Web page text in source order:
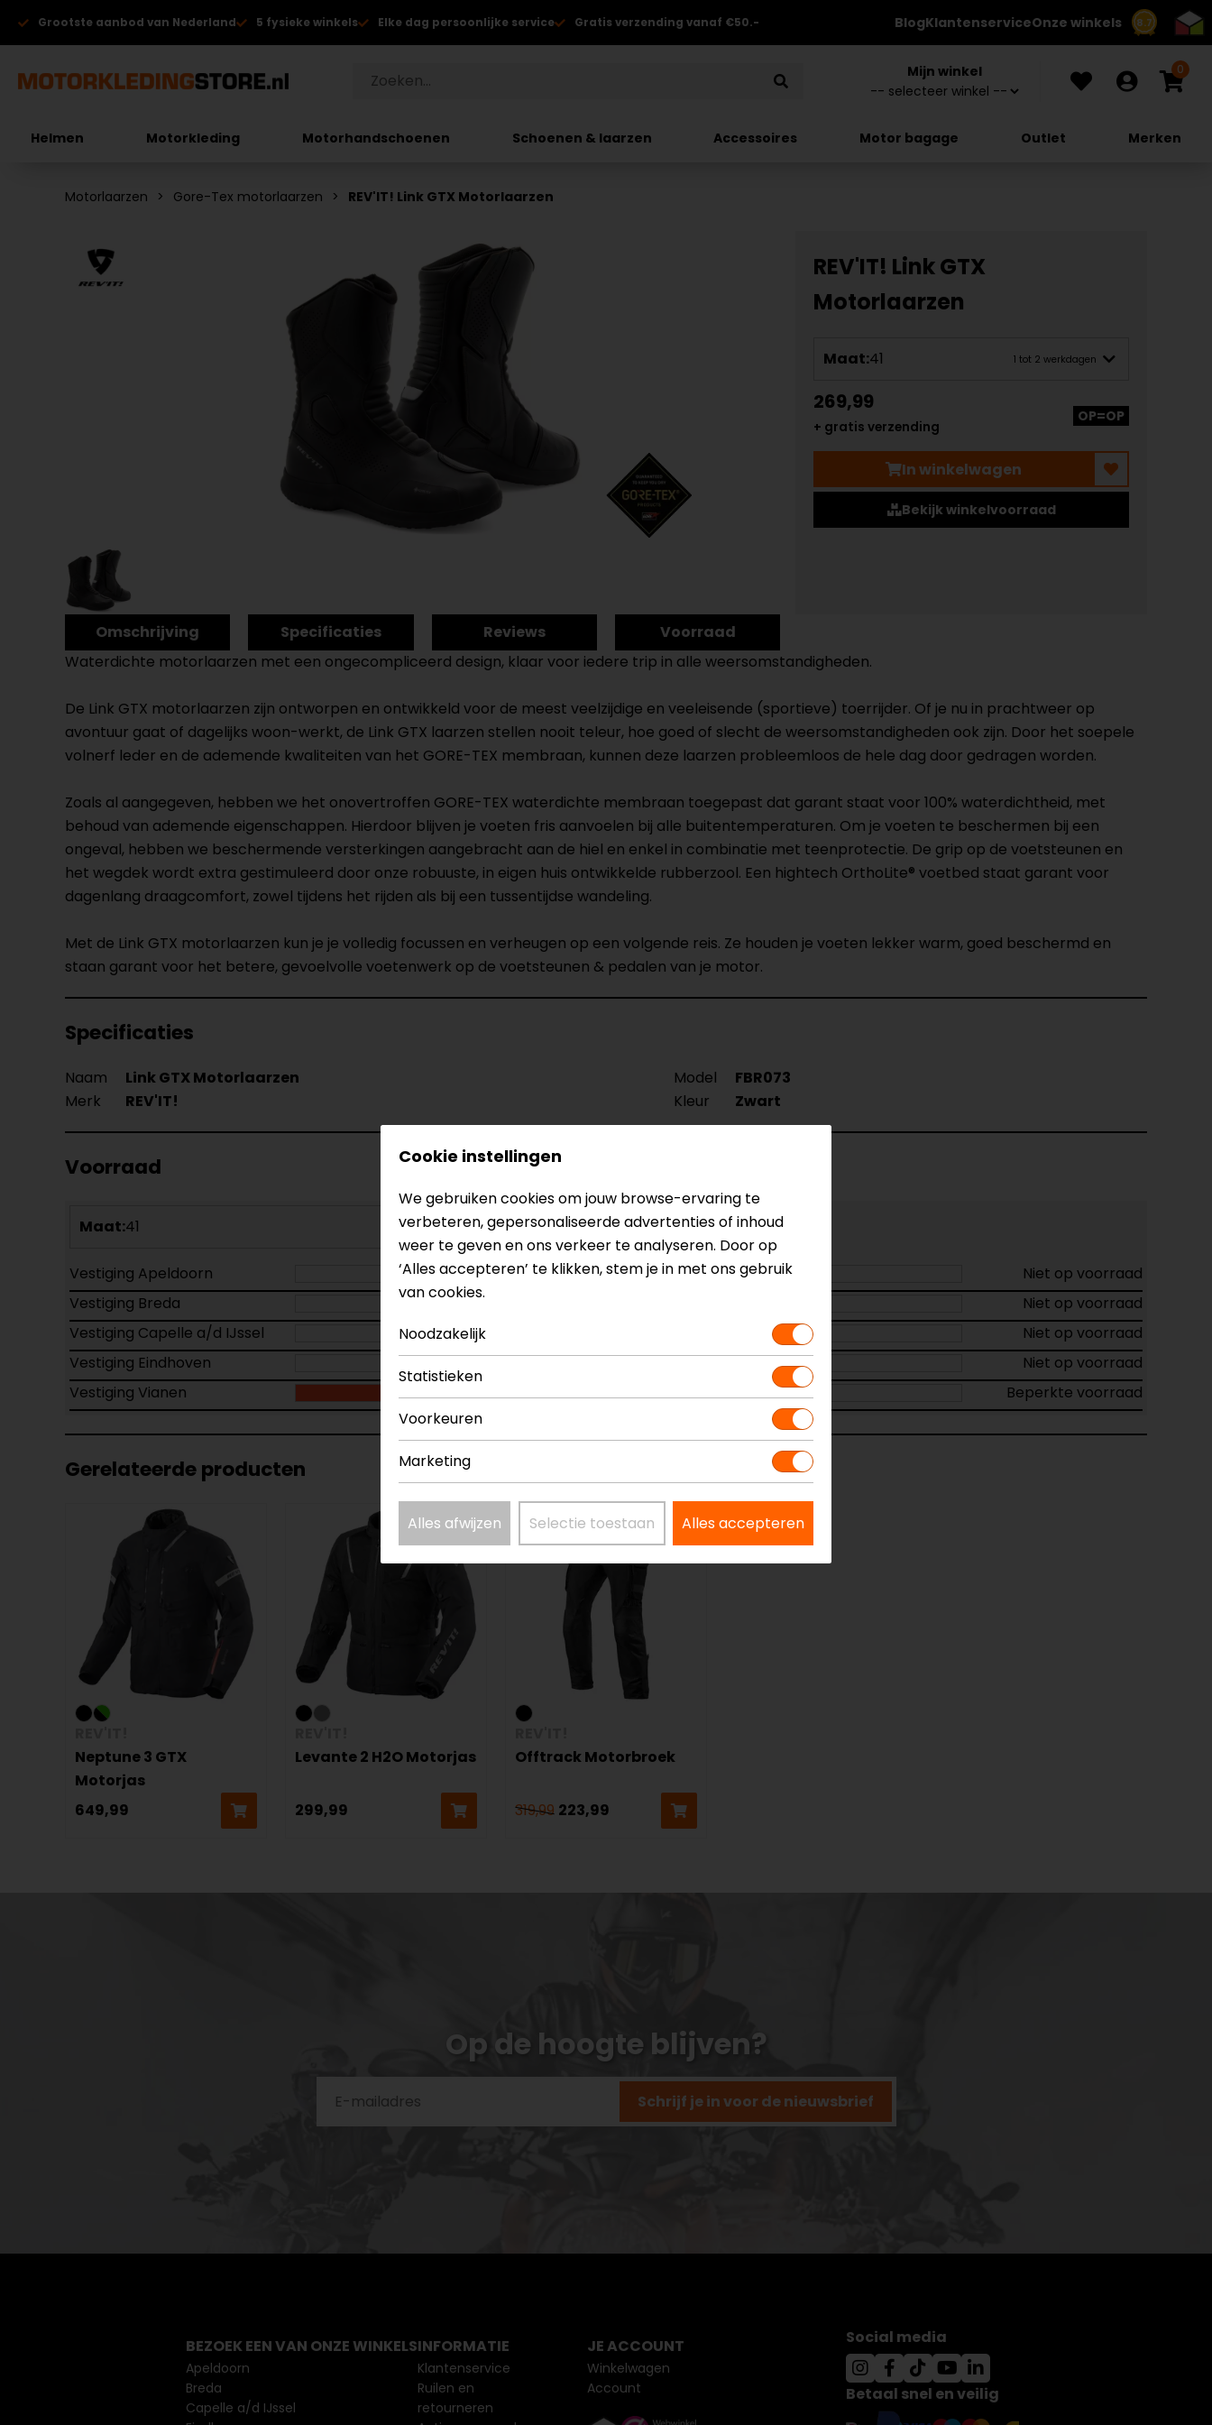
8.7
Grootste aanbod van Nederland 5 fysieke winkels Elke dag persoonlijke service Gratis verzending vanaf €50.- BlogKlantenserviceOnze winkels
Mijn winkel 0
Helmen Motorkleding Motorhandschoenen Schoenen & laarzen Accessoires Motor bagage Outlet Merken
Motorlaarzen Gore-Tex motorlaarzen REV'IT! Link GTX Motorlaarzen
REV'IT! Link GTX
Motorlaarzen
Maat:41 1 tot 2 werkdagen
269,99
+ gratis verzending
OP=OP
In winkelwagen
Bekijk winkelvoorraad
Omschrijving Specificaties Reviews
Voorraad
Waterdichte motorlaarzen met een ongecompliceerd design, klaar voor iedere trip in alle weersomstandigheden.
De Link GTX motorlaarzen zijn ontworpen en ontwikkeld voor de meest veelzijdige en veeleisende (sportieve) toerrijder. Of je nu in prachtweer op
avontuur gaat of dagelijks woon-werkt, de Link GTX laarzen stellen nooit teleur, hoe goed of slecht de weersomstandigheden ook zijn. Door het soepele
volnerf leder en de ademende kwaliteiten van het GORE-TEX membraan, kunnen deze laarzen probleemloos de hele dag door gedragen worden.
Zoals al aangegeven, hebben we het onovertroffen GORE-TEX waterdichte membraan toegepast dat garant staat voor 100% waterdichtheid, met
behoud van ademende eigenschappen. Hierdoor blijven je voeten fris aanvoelen bij alle buitentemperaturen. Om je voeten te beschermen bij een
ongeval, hebben we beschermende versterkingen aangebracht aan de hiel en enkel in combinatie met teenprotectie. De grip op de voetsteunen en
het wegdek wordt extra gestimuleerd door onze robuuste, in eigen huis ontwikkelde rubberzool. Een hightech OrthoLite® voetbed staat garant voor
dagenlang draagcomfort, zowel tijdens het rijden als bij een tussentijdse wandeling.
Met de Link GTX motorlaarzen kun je je volledig focussen en verheugen op een volgende reis. Ze houden je voeten lekker warm, goed beschermd en
staan garant voor het betere, gevoelvolle voetenwerk op de voetsteunen & pedalen van je motor.
Specificaties
Naam Link GTX Motorlaarzen Model
FBR073
Merk
REV'IT! Kleur Zwart
Voorraad
Maat:41
Vestiging Apeldoorn
Niet op voorraad
Vestiging Breda
Niet op voorraad
Vestiging Capelle a/d IJssel
Niet op voorraad
Vestiging Eindhoven
Niet op voorraad
Vestiging Vianen
Beperkte voorraad
Gerelateerde producten
Neptune 3 GTX
Motorjas
649,99
Levante 2 H2O Motorjas
299,99
-30%
Offtrack Motorbroek
319,99 223,99
Op de hoogte blijven?
Schrijf je in voor de nieuwsbrief
Cookie instellingen
We gebruiken cookies om jouw browse-ervaring te
verbeteren, gepersonaliseerde advertenties of inhoud
weer te geven en ons verkeer te analyseren. Door op
‘Alles accepteren’ te klikken, stem je in met ons gebruik
van cookies.
Noodzakelijk
Statistieken
Voorkeuren
Marketing
Alles afwijzen Selectie toestaan Alles accepteren
BEZOEK EEN VAN ONZE WINKELS
Apeldoorn
Breda
Capelle a/d IJssel
INFORMATIE
Klantenservice
Ruilen en
retourneren
JE ACCOUNT
Winkelwagen
Account
Social media
Betaal snel en veilig